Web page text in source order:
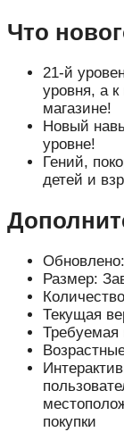
Что
21-й
уровня, а
магазине!
Новый
уровне!
Гений,
детей и
Размер:
Текущая
покупки